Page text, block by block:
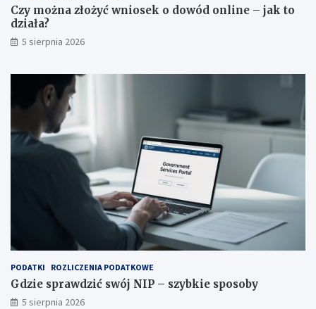
Czy można złożyć wniosek o dowód online – jak to
działa?
5 sierpnia 2026
PODATKI ROZLICZENIA PODATKOWE
Gdzie sprawdzić swój NIP – szybkie sposoby
5 sierpnia 2026